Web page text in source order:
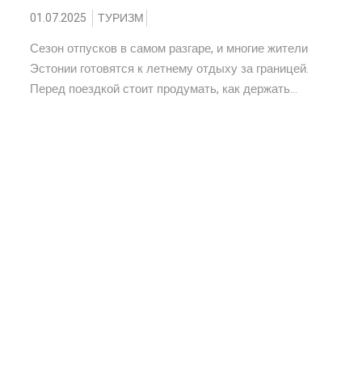
01.07.2025 ТУРИЗМ
Сезон отпусков в самом разгаре, и многие жители
Эстонии готовятся к летнему отдыху за границей.
Перед поездкой стоит продумать, как держать...